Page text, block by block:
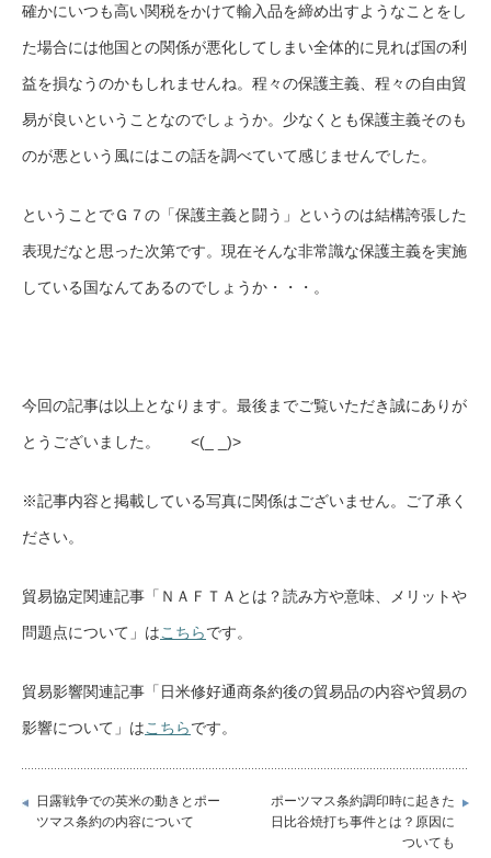
確かにいつも高い関税をかけて輸入品を締め出すようなことをし
た場合には他国との関係が悪化してしまい全体的に見れば国の利
益を損なうのかもしれませんね。程々の保護主義、程々の自由貿
易が良いということなのでしょうか。少なくとも保護主義そのも
のが悪という風にはこの話を調べていて感じませんでした。
ということでＧ７の「保護主義と闘う」というのは結構誇張した
表現だなと思った次第です。現在そんな非常識な保護主義を実施
している国なんてあるのでしょうか・・・。
今回の記事は以上となります。最後までご覧いただき誠にありが
とうございました。 <(_ _)>
※記事内容と掲載している写真に関係はございません。ご了承く
ださい。
貿易協定関連記事「ＮＡＦＴＡとは？読み方や意味、メリットや
問題点について」はこちらです。
貿易影響関連記事「日米修好通商条約後の貿易品の内容や貿易の
影響について」はこちらです。
日露戦争での英米の動きとポー
ツマス条約の内容について
ポーツマス条約調印時に起きた
日比谷焼打ち事件とは？原因に
ついても